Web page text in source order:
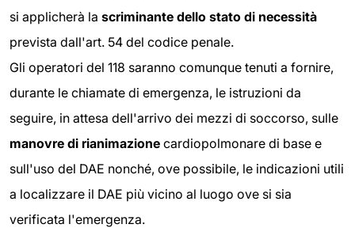
si applicherà la scriminante dello stato di necessità
prevista dall'art. 54 del codice penale.
Gli operatori del 118 saranno comunque tenuti a fornire,
durante le chiamate di emergenza, le istruzioni da
seguire, in attesa dell'arrivo dei mezzi di soccorso, sulle
manovre di rianimazione cardiopolmonare di base e
sull'uso del DAE nonché, ove possibile, le indicazioni utili
a localizzare il DAE più vicino al luogo ove si sia
verificata l'emergenza.